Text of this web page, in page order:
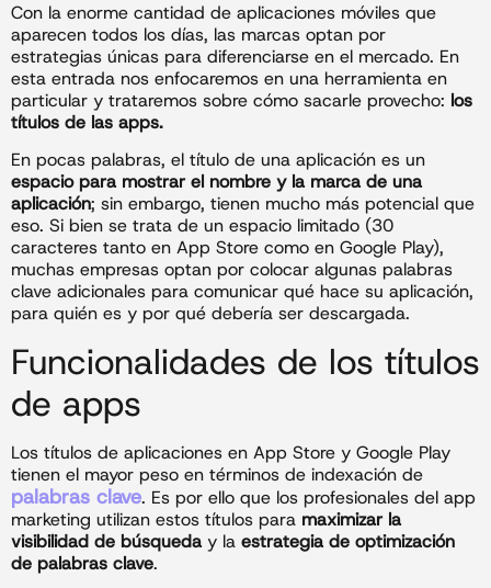
Con la enorme cantidad de aplicaciones móviles que
aparecen todos los días, las marcas optan por
estrategias únicas para diferenciarse en el mercado. En
esta entrada nos enfocaremos en una herramienta en
particular y trataremos sobre cómo sacarle provecho: los
títulos de las apps.
En pocas palabras, el título de una aplicación es un
espacio para mostrar el nombre y la marca de una
aplicación; sin embargo, tienen mucho más potencial que
eso. Si bien se trata de un espacio limitado (30
caracteres tanto en App Store como en Google Play),
muchas empresas optan por colocar algunas palabras
clave adicionales para comunicar qué hace su aplicación,
para quién es y por qué debería ser descargada.
Funcionalidades de los títulos
de apps
Los títulos de aplicaciones en App Store y Google Play
tienen el mayor peso en términos de indexación de
palabras clave. Es por ello que los profesionales del app
marketing utilizan estos títulos para maximizar la
visibilidad de búsqueda y la estrategia de optimización
de palabras clave.